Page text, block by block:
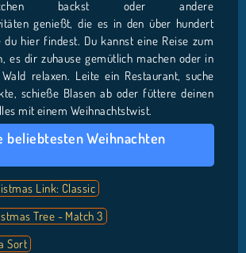
backst oder andere
genießt, die es in den über hundert
du hier findest. Du kannst eine Reise zum
es dir zuhause gemütlich machen oder in
relaxen. Leite ein Restaurant, suche
schieße Blasen ab oder füttere deinen
mit einem Weihnachtstwist.
beliebtesten Weihnachten
Link: Classic
Tree - Match 3
Sort